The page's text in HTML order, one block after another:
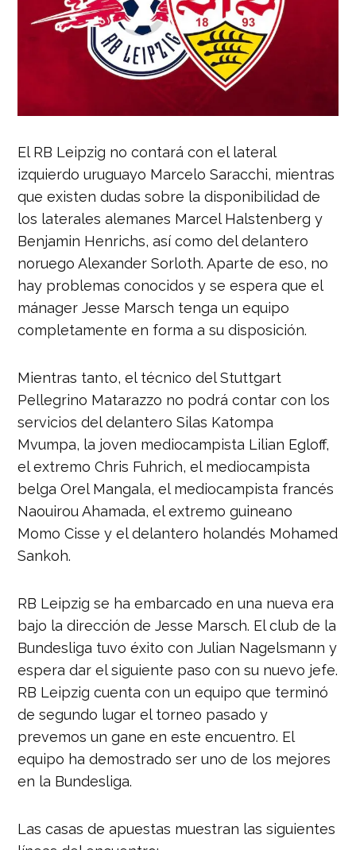
El RB Leipzig no contará con el lateral
izquierdo uruguayo Marcelo Saracchi, mientras
que existen dudas sobre la disponibilidad de
los laterales alemanes Marcel Halstenberg y
Benjamin Henrichs, así como del delantero
noruego Alexander Sorloth. Aparte de eso, no
hay problemas conocidos y se espera que el
mánager Jesse Marsch tenga un equipo
completamente en forma a su disposición.
Mientras tanto, el técnico del Stuttgart
Pellegrino Matarazzo no podrá contar con los
servicios del delantero Silas Katompa
Mvumpa, la joven mediocampista Lilian Egloff,
el extremo Chris Fuhrich, el mediocampista
belga Orel Mangala, el mediocampista francés
Naouirou Ahamada, el extremo guineano
Momo Cisse y el delantero holandés Mohamed
Sankoh.
RB Leipzig se ha embarcado en una nueva era
bajo la dirección de Jesse Marsch. El club de la
Bundesliga tuvo éxito con Julian Nagelsmann y
espera dar el siguiente paso con su nuevo jefe.
RB Leipzig cuenta con un equipo que terminó
de segundo lugar el torneo pasado y
prevemos un gane en este encuentro. El
equipo ha demostrado ser uno de los mejores
en la Bundesliga.
Las casas de apuestas muestran las siguientes